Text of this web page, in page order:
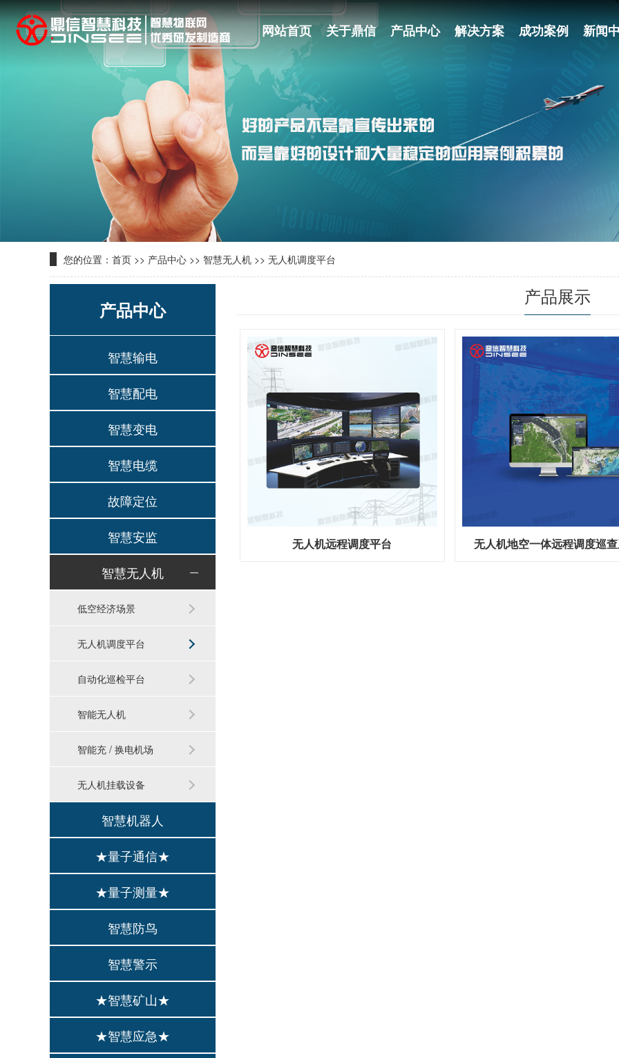
网站首页 关于鼎信 产品中心 解决方案 成功案例 新闻
您的位置： 首页 >> 产品中心 >> 智慧无人机 >> 无人机调度平台
产品中心
智慧输电
智慧配电
智慧变电
智慧电缆
故障定位
智慧安监
智慧无人机
低空经济场景
无人机调度平台
自动化巡检平台
智能无人机
智能充 / 换电机场
无人机挂载设备
智慧机器人
★量子通信★
★量子测量★
智慧防鸟
智慧警示
★智慧矿山★
★智慧应急★
产品展示
无人机远程调度平台 无人机地空一体远程调度巡